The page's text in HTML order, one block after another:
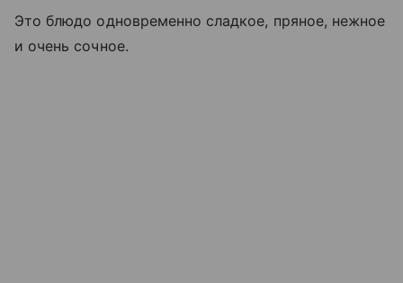
Это блюдо одновременно сладкое, пряное, нежное
и очень сочное.